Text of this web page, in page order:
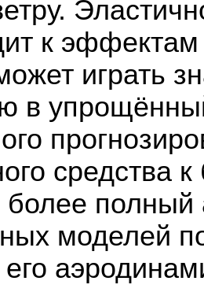
к эффектам
играть
в
средства
полный
моделей